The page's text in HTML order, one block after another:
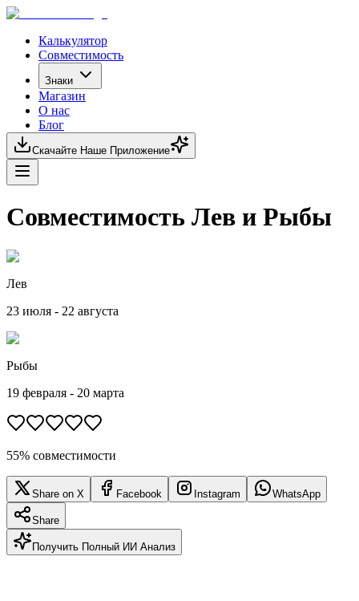
Калькулятор
Совместимость
Знаки
Магазин
О нас
Блог
Скачайте Наше Приложение
Совместимость Лев и Рыбы
Лев
23 июля - 22 августа
Рыбы
19 февраля - 20 марта
55% совместимости
Share on X Facebook Instagram WhatsApp
Share
Получить Полный ИИ Анализ